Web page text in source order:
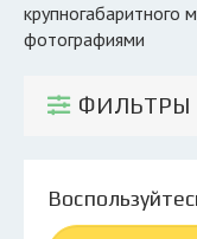
Экоблог
Личный кабинет
крупногабаритного
фотографиями
ФИЛЬТРЫ